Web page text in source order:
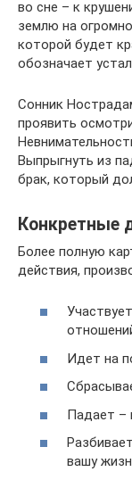
во сне – к
землю на
которой будет
обозначает
Сонник
проявить
Выпрыгнуть из
брак, который
Конкретные
Более полную
действия,
Идет на
Падает –
вашу